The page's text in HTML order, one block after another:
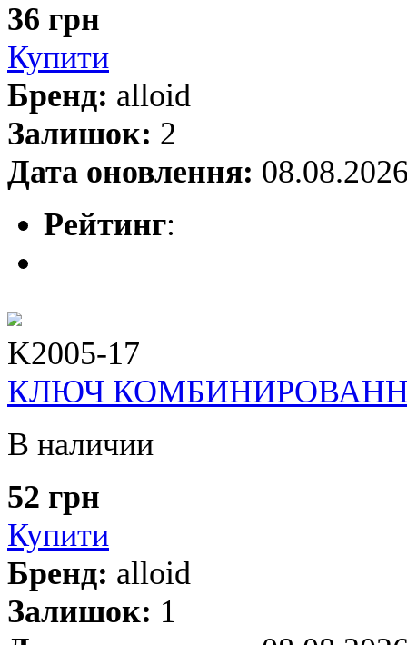
36 грн
Купити
Бренд: alloid
Залишок: 2
Дата оновлення:
Рейтинг:
K2005-17
КЛЮЧ
В наличии
52 грн
Купити
Бренд: alloid
Залишок: 1